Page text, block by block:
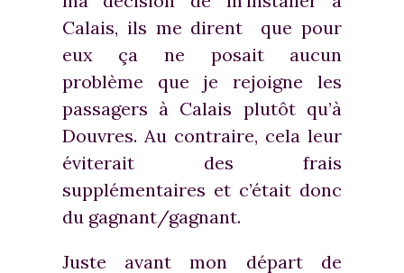
Calais, ils me dirent que pour
eux ça ne posait aucun
problème que je rejoigne les
passagers à Calais plutôt qu’à
Douvres. Au contraire, cela leur
éviterait des frais
supplémentaires et c’était donc
du gagnant/gagnant.
Juste avant mon départ de